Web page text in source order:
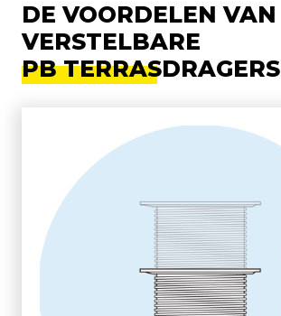
DE VOORDELEN VAN
VERSTELBARE
PB TERRASDRAGERS